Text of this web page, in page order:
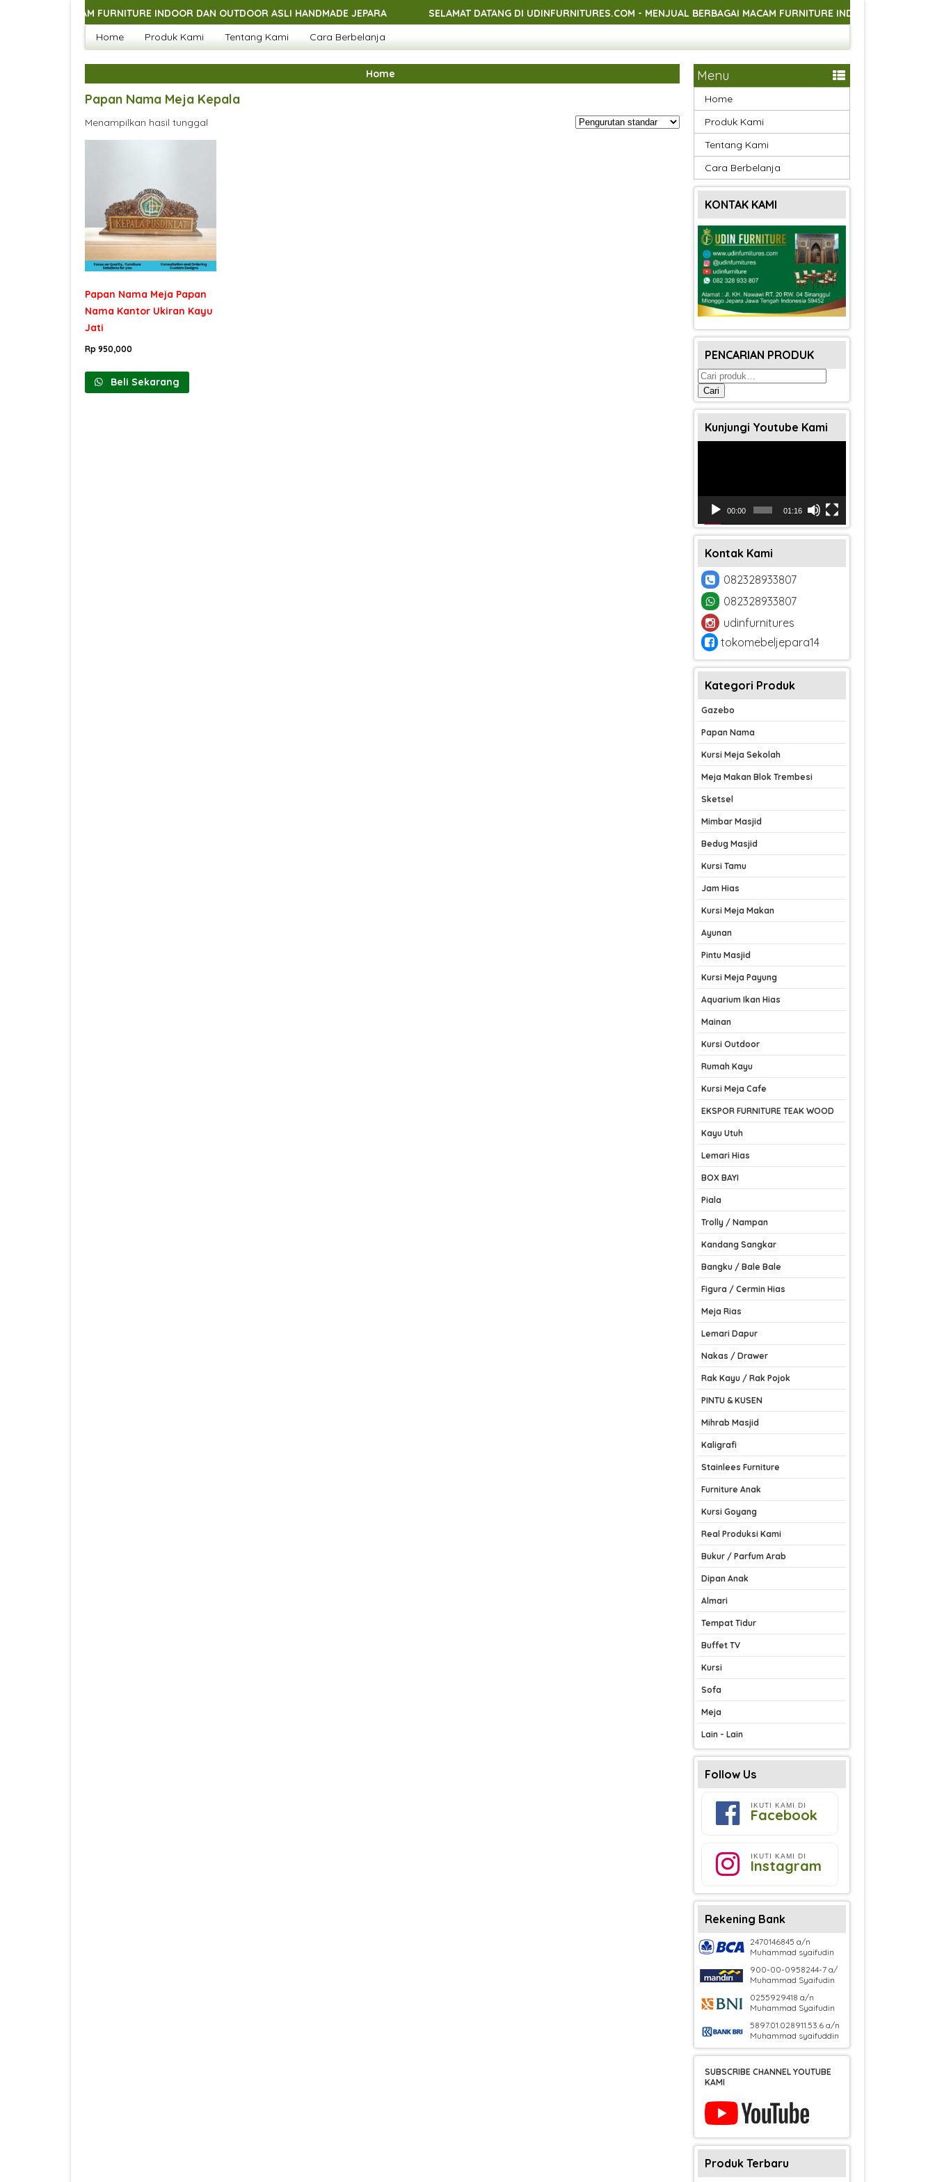
MACAM FURNITURE INDOOR DAN OUTDOOR ASLI HANDMADE JEPARA SELAMAT DATANG DI UDINFURNITURES.COM - MENJUAL BERBAGAI MACAM FURNITURE INDOOR DAN OUTDOOR ASLI
MACAM FURNITURE INDOOR DAN OUTDOOR ASLI HANDMADE JEPARA SELAMAT DATANG DI UDINFURNITURES.COM - MENJUAL BERBAGAI MACAM FURNITURE INDOOR DAN OUTDOOR ASLI
MACAM FURNITURE INDOOR DAN OUTDOOR ASLI HANDMADE JEPARA SELAMAT DATANG DI UDINFURNITURES.COM - MENJUAL BERBAGAI MACAM FURNITURE INDOOR DAN OUTDOOR ASLI
MACAM FURNITURE INDOOR DAN OUTDOOR ASLI HANDMADE JEPARA
Home Produk Kami Tentang Kami Cara Berbelanja
Home
Papan Nama Meja Kepala
Menampilkan hasil tunggal
Papan Nama Meja Papan
Nama Kantor Ukiran Kayu
Jati
Rp 950,000
Beli Sekarang
Menu
Home
Produk Kami
Tentang Kami
Cara Berbelanja
KONTAK KAMI
PENCARIAN PRODUK
Pencarian
untuk:
Cari
Kunjungi Youtube Kami
00:00 01:16
Kontak Kami
082328933807
082328933807
udinfurnitures
tokomebeljepara14
Kategori Produk
Gazebo
Papan Nama
Kursi Meja Sekolah
Meja Makan Blok Trembesi
Sketsel
Mimbar Masjid
Bedug Masjid
Kursi Tamu
Jam Hias
Kursi Meja Makan
Ayunan
Pintu Masjid
Kursi Meja Payung
Aquarium Ikan Hias
Mainan
Kursi Outdoor
Rumah Kayu
Kursi Meja Cafe
EKSPOR FURNITURE TEAK WOOD
Kayu Utuh
Lemari Hias
BOX BAYI
Piala
Trolly / Nampan
Kandang Sangkar
Bangku / Bale Bale
Figura / Cermin Hias
Meja Rias
Lemari Dapur
Nakas / Drawer
Rak Kayu / Rak Pojok
PINTU & KUSEN
Mihrab Masjid
Kaligrafi
Stainlees Furniture
Furniture Anak
Kursi Goyang
Real Produksi Kami
Bukur / Parfum Arab
Dipan Anak
Almari
Tempat Tidur
Buffet TV
Kursi
Sofa
Meja
Lain - Lain
Follow Us
IKUTI KAMI DI
Facebook
IKUTI KAMI DI
Instagram
Rekening Bank
2470146845 a/n
Muhammad syaifudin
900-00-0958244-7 a/
Muhammad Syaifudin
0255929418 a/n
Muhammad Syaifudin
5897.01.028911.53.6 a/n
Muhammad syaifuddin
SUBSCRIBE CHANNEL YOUTUBE
KAMI
Produk Terbaru